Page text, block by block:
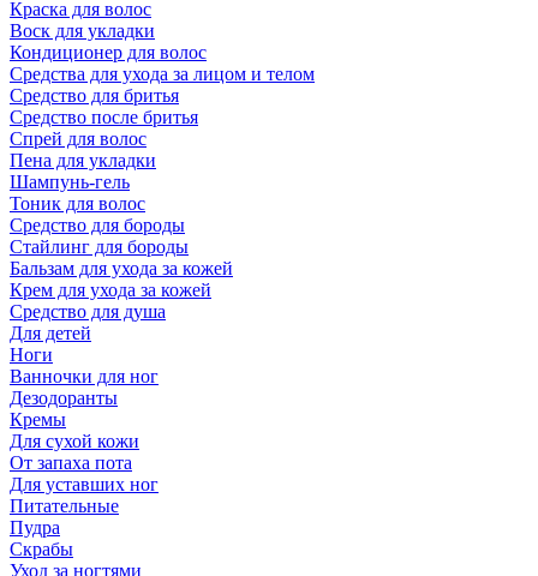
Краска для волос
Воск для укладки
Кондиционер для волос
Средства для ухода за лицом и телом
Средство для бритья
Средство после бритья
Спрей для волос
Пена для укладки
Шампунь-гель
Тоник для волос
Средство для бороды
Стайлинг для бороды
Бальзам для ухода за кожей
Крем для ухода за кожей
Средство для душа
Для детей
Ноги
Ванночки для ног
Дезодоранты
Кремы
Для сухой кожи
От запаха пота
Для уставших ног
Питательные
Пудра
Скрабы
Уход за ногтями